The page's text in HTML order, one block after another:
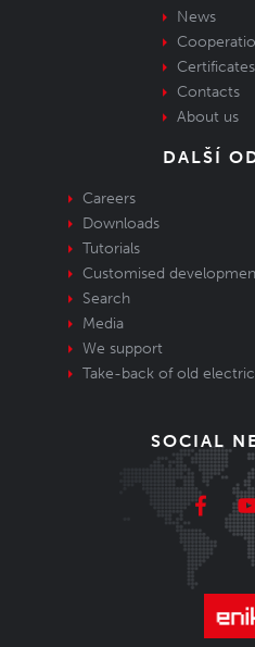
News
Certificates
Contacts
About us
DALŠÍ
Careers
Downloads
Tutorials
Customised
Search
Media
We support
Take-back of old
SOCIAL